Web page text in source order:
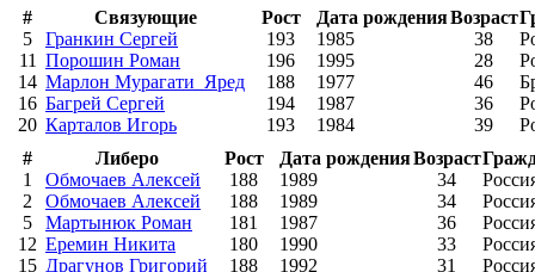
#
Связующие Рост Дата рожденияВозраст
5
Гранкин Сергей 193 1985 38
11 Порошин Роман 196 1995 28
14 Марлон Мурагати_Яред 188 1977 46
16 Багрей Сергей 194 1987 36
20 Карталов Игорь 193 1984 39
#
Либеро Рост Дата рожденияВозраст
1
Обмочаев Алексей 188 1989 34
2
Обмочаев Алексей 188 1989 34
5
Мартынюк Роман 181 1987 36
12 Еремин Никита 180 1990 33
15 Драгунов Григорий 188 1992 31